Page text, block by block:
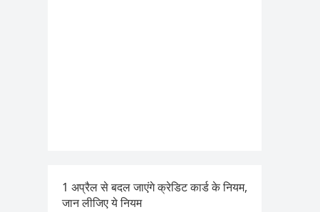
1 अप्रैल से बदल जाएंगे क्रेडिट कार्ड के नियम,
जान लीजिए ये नियम